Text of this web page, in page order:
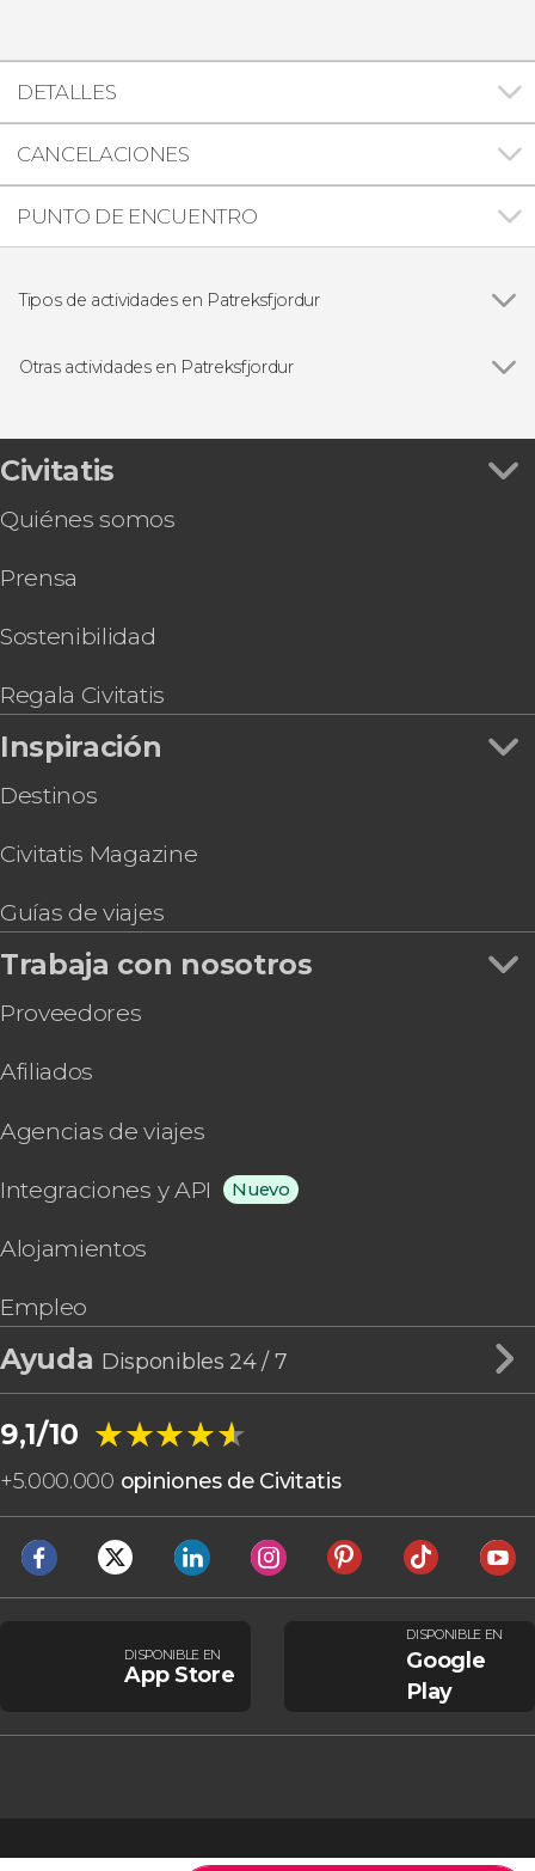
DETALLES
CANCELACIONES
PUNTO DE ENCUENTRO
Tipos de actividades en Patreksfjordur
Otras actividades en Patreksfjordur
Patreksfjordur
Civitatis
Quiénes somos
Prensa
Sostenibilidad
Regala Civitatis
Inspiración
Destinos
Civitatis Magazine
Guías de viajes
Trabaja con nosotros
Proveedores
Afiliados
Agencias de viajes
Integraciones y API Nuevo
Alojamientos
Empleo
Ayuda Disponibles 24 / 7
9,1/10 ★★★★★
★★★★★
+5.000.000 opiniones de Civitatis
DISPONIBLE EN
App Store
DISPONIBLE EN
Google
Play